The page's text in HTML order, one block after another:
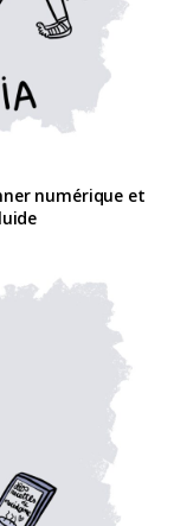
numérique et